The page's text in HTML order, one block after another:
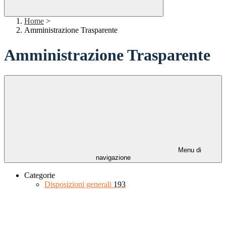
Home >
Amministrazione Trasparente
Amministrazione Trasparente
Menu di
navigazione
Categorie
Disposizioni generali 193